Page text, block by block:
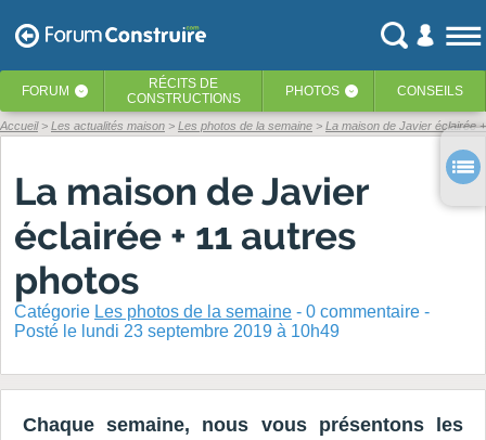
FORUM ‹ RÉCITS DE
CONSTRUCTIONS
PHOTOS ‹ CONSEILS
Accueil Les actualités maison Les photos de la semaine La maison de Javier éclairée
La maison de Javier
éclairée + 11 autres
photos
Catégorie Les photos de la semaine - 0 commentaire -
Posté le lundi 23 septembre 2019 à 10h49
Chaque semaine, nous vous présentons les